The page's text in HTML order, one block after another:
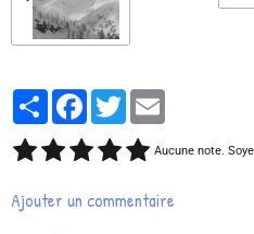
PartagerFacebook
Twitter
Aucune note.
Ajouter un commentaire